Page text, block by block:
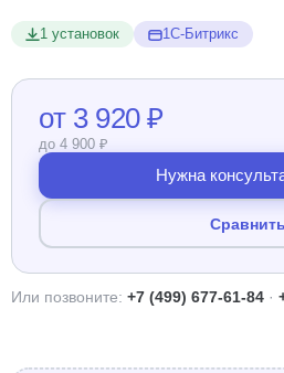
1 установок 1С-Битрикс
от 3 920 ₽
до 4 900 ₽
Нужна
Сравнить
Или позвоните: +7 (499) 677-61-84 ·